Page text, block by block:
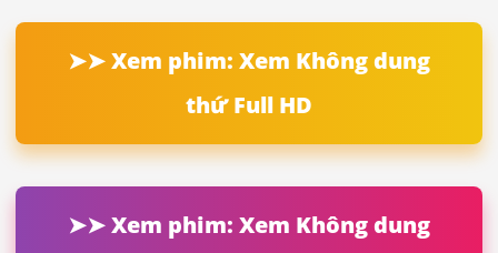
➤➤ Xem phim: Xem Không dung
thứ Full HD
➤➤ Xem phim: Xem Không dung